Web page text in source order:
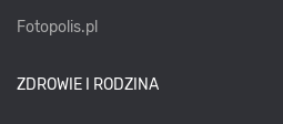
Fotopolis.pl
ZDROWIE I RODZINA